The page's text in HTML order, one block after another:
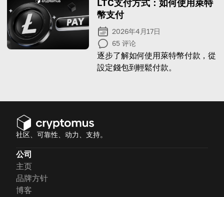
LTC支付方式：如何使用萊特
幣支付
2026年4月17日
65 评论
逐步了解如何使用萊特幣付款，從
設定錢包到輕鬆付款。
社区、可靠性、动力、支持。
公司
主页
品牌方针
博客